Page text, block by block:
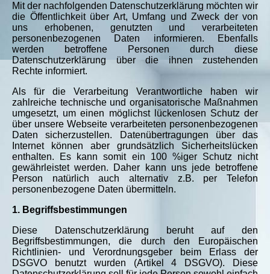
Mit der nachfolgenden Datenschutzerklärung möchten wir
die Öffentlichkeit über Art, Umfang und Zweck der von
uns erhobenen, genutzten und verarbeiteten
personenbezogenen Daten informieren. Ebenfalls
werden betroffene Personen durch diese
Datenschutzerklärung über die ihnen zustehenden
Rechte informiert.
Als für die Verarbeitung Verantwortliche haben wir
zahlreiche technische und organisatorische Maßnahmen
umgesetzt, um einen möglichst lückenlosen Schutz der
über unsere Webseite verarbeiteten personenbezogenen
Daten sicherzustellen. Datenübertragungen über das
Internet können aber grundsätzlich Sicherheitslücken
enthalten. Es kann somit ein 100 %iger Schutz nicht
gewährleistet werden. Daher
kann uns jede betroffene
Person natürlich auch alternativ z.B. per Telefon
personenbezogene Daten übermitteln.
1. Begriffsbestimmungen
Diese Datenschutzerklärung beruht auf den
Begriffsbestimmungen, die durch den Europäischen
Richtlinien- und Verordnungsgeber beim Erlass der
DSGVO benutzt wurden (Artikel 4 DSGVO). Diese